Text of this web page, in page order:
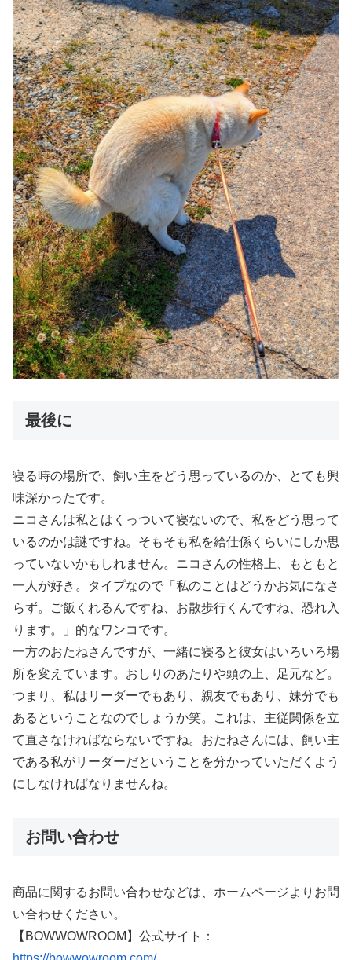
最後に
寝る時の場所で、飼い主をどう思っているのか、とても興
味深かったです。
ニコさんは私とはくっついて寝ないので、私をどう思って
いるのかは謎ですね。そもそも私を給仕係くらいにしか思
っていないかもしれません。ニコさんの性格上、もともと
一人が好き。タイプなので「私のことはどうかお気になさ
らず。ご飯くれるんですね、お散歩行くんですね、恐れ入
ります。」的なワンコです。
一方のおたねさんですが、一緒に寝ると彼女はいろいろ場
所を変えています。おしりのあたりや頭の上、足元など。
つまり、私はリーダーでもあり、親友でもあり、妹分でも
あるということなのでしょうか笑。これは、主従関係を立
て直さなければならないですね。おたねさんには、飼い主
である私がリーダーだということを分かっていただくよう
にしなければなりませんね。
お問い合わせ
商品に関するお問い合わせなどは、ホームページよりお問
い合わせください。
【BOWWOWROOM】公式サイト：